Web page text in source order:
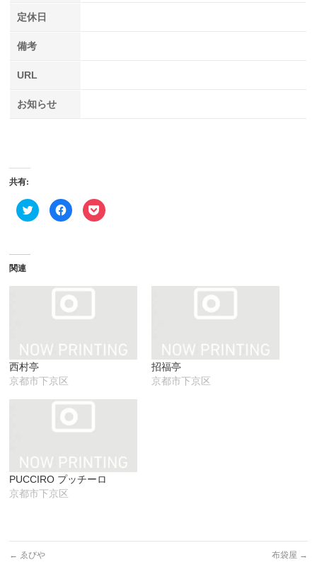
定休日
備考
URL
お知らせ
共有:
ク
リ
有
ド
ウ
で
開
き
ま
Facebook
で
リ
ッ
ク
し
て
さ
い
(新
い
ウ
ン
ド
ウ
で
ま
す)
ク
リ
ェ
ン
ウ
関連
西村亭
京都市下京区
招福亭
京都市下京区
PUCCIRO プッチーロ
京都市下京区
← ゑびや 布袋屋 →